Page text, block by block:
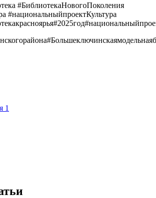
#БиблиотекаНовогоПоколения
#национальныйпроектКультура
1